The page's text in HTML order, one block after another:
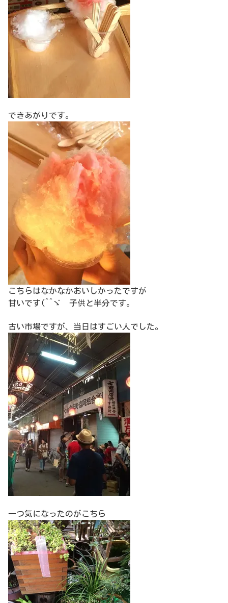
できあがりです。
こちらはなかなかおいしかったですが
甘いです(^^ゞ 子供と半分です。
古い市場ですが、当日はすごい人でした。
一つ気になったのがこちら